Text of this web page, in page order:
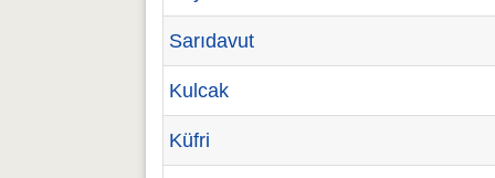
Sarıdavut
Kulcak
Küfri